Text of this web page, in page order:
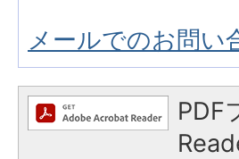
メールでのお問い
PDF